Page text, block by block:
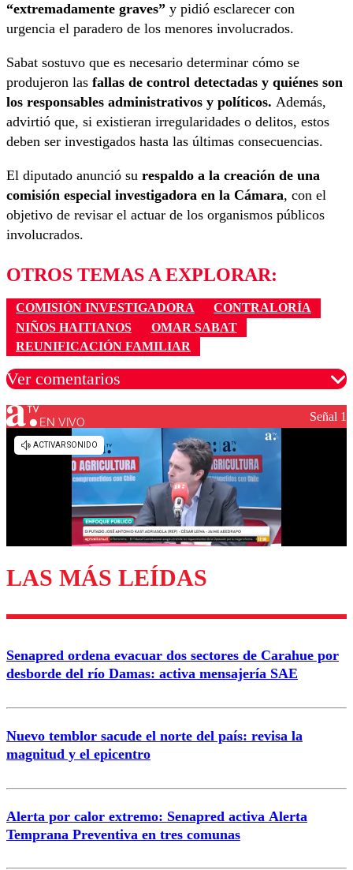
“extremadamente graves” y pidió esclarecer con
urgencia el paradero de los menores involucrados.
Sabat sostuvo que es necesario determinar cómo se
produjeron las fallas de control detectadas y quiénes son
los responsables administrativos y políticos. Además,
advirtió que, si existieran irregularidades o delitos, estos
deben ser investigados hasta las últimas consecuencias.
El diputado anunció su respaldo a la creación de una
comisión especial investigadora en la Cámara, con el
objetivo de revisar el actuar de los organismos públicos
involucrados.
OTROS TEMAS A EXPLORAR:
COMISIÓN INVESTIGADORA
CONTRALORÍA
NIÑOS HAITIANOS
OMAR SABAT
REUNIFICACIÓN FAMILIAR
Ver comentarios
Los comentarios son moderados para garantizar un
diálogo respetuoso.
Enviar comentario
EN VIVO Señal 1
LAS MÁS LEÍDAS
Senapred ordena evacuar dos sectores de Carahue por
desborde del río Damas: activa mensajería SAE
Nuevo temblor sacude el norte del país: revisa la
magnitud y el epicentro
Alerta por calor extremo: Senapred activa Alerta
Temprana Preventiva en tres comunas